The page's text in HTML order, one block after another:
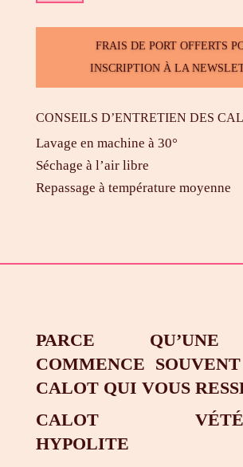
FRAIS DE PORT OFFERTS
INSCRIPTION À LA
CONSEILS D’ENTRETIEN DES
Lavage en machine à 30°
Séchage à l’air libre
Repassage à température moyenne
PARCE
COMMENCE
CALOT QUI VOUS
CALOT
HYPOLITE